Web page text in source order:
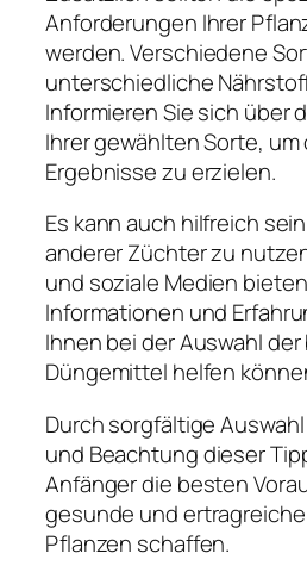
Anforderungen Ihrer
werden. Verschiedene
unterschiedliche
Informieren Sie sich über
Ihrer gewählten Sorte, um
Ergebnisse zu erzielen.
Es kann auch hilfreich
anderer Züchter zu
und soziale Medien
Informationen und
Ihnen bei der Auswahl
Düngemittel helfen
Durch sorgfältige
und Beachtung dieser
Anfänger die besten
gesunde und
Pflanzen schaffen.